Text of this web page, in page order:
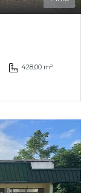
428,00 m²